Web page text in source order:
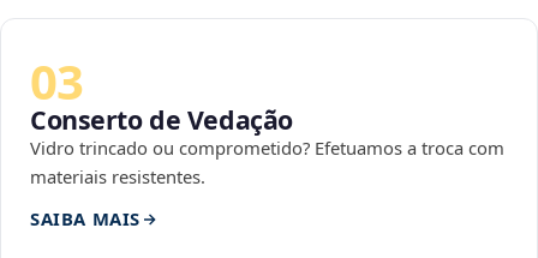
03
Conserto de Vedação
Vidro trincado ou comprometido? Efetuamos a troca com
materiais resistentes.
SAIBA MAIS